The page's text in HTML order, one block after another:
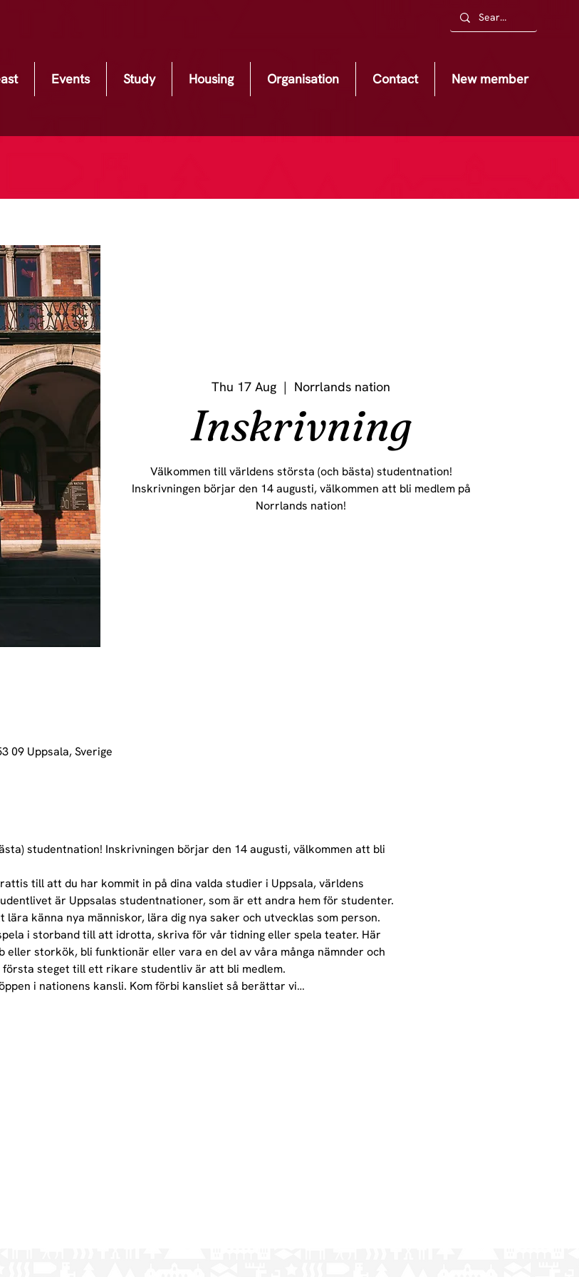
Events Study Housing Organisation Contact New member
Thu 17 Aug
  |
Norrlands nation
Inskrivning
Välkommen till världens största (och bästa) studentnation!
Inskrivningen börjar den 14 augusti, välkommen att bli medlem på
Norrlands nation!
09 Uppsala, Sverige
studentnation! Inskrivningen börjar den 14 augusti, välkommen att bli
till att du har kommit in på dina valda studier i Uppsala, världens
är Uppsalas studentnationer, som är ett andra hem för studenter.
känna nya människor, lära dig nya saker och utvecklas som person.
i storband till att idrotta, skriva för vår tidning eller spela teater. Här
eller storkök, bli funktionär eller vara en del av våra många nämnder och
steget till ett rikare studentliv är att bli medlem.
i nationens kansli. Kom förbi kansliet så berättar vi…